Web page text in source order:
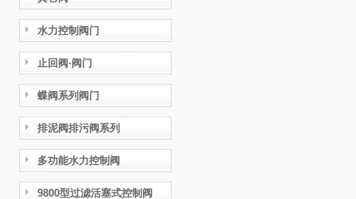
水力控制阀门
止回阀·阀门
蝶阀系列阀门
排泥阀排污阀系列
多功能水力控制阀
9800型过滤活塞式控制阀